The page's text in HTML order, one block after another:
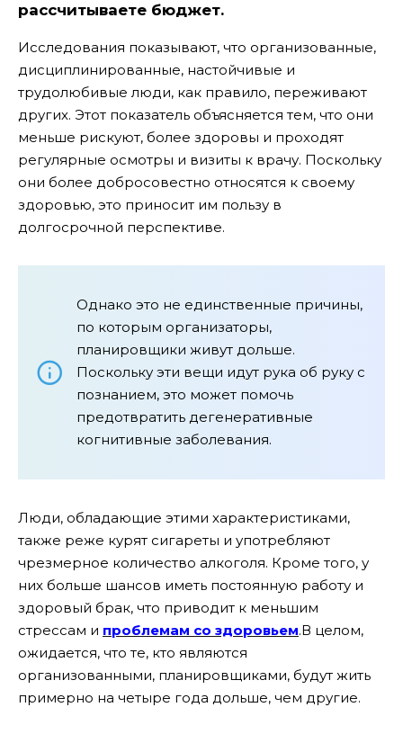
рассчитываете бюджет.
Исследования показывают, что организованные,
дисциплинированные, настойчивые и
трудолюбивые люди, как правило, переживают
других. Этот показатель объясняется тем, что они
меньше рискуют, более здоровы и проходят
регулярные осмотры и визиты к врачу. Поскольку
они более добросовестно относятся к своему
здоровью, это приносит им пользу в
долгосрочной перспективе.
Однако это не единственные причины,
по которым организаторы,
планировщики живут дольше.
Поскольку эти вещи идут рука об руку с
познанием, это может помочь
предотвратить дегенеративные
когнитивные заболевания.
Люди, обладающие этими характеристиками,
также реже курят сигареты и употребляют
чрезмерное количество алкоголя. Кроме того, у
них больше шансов иметь постоянную работу и
здоровый брак, что приводит к меньшим
стрессам и проблемам со здоровьем.В целом,
ожидается, что те, кто являются
организованными, планировщиками, будут жить
примерно на четыре года дольше, чем другие.